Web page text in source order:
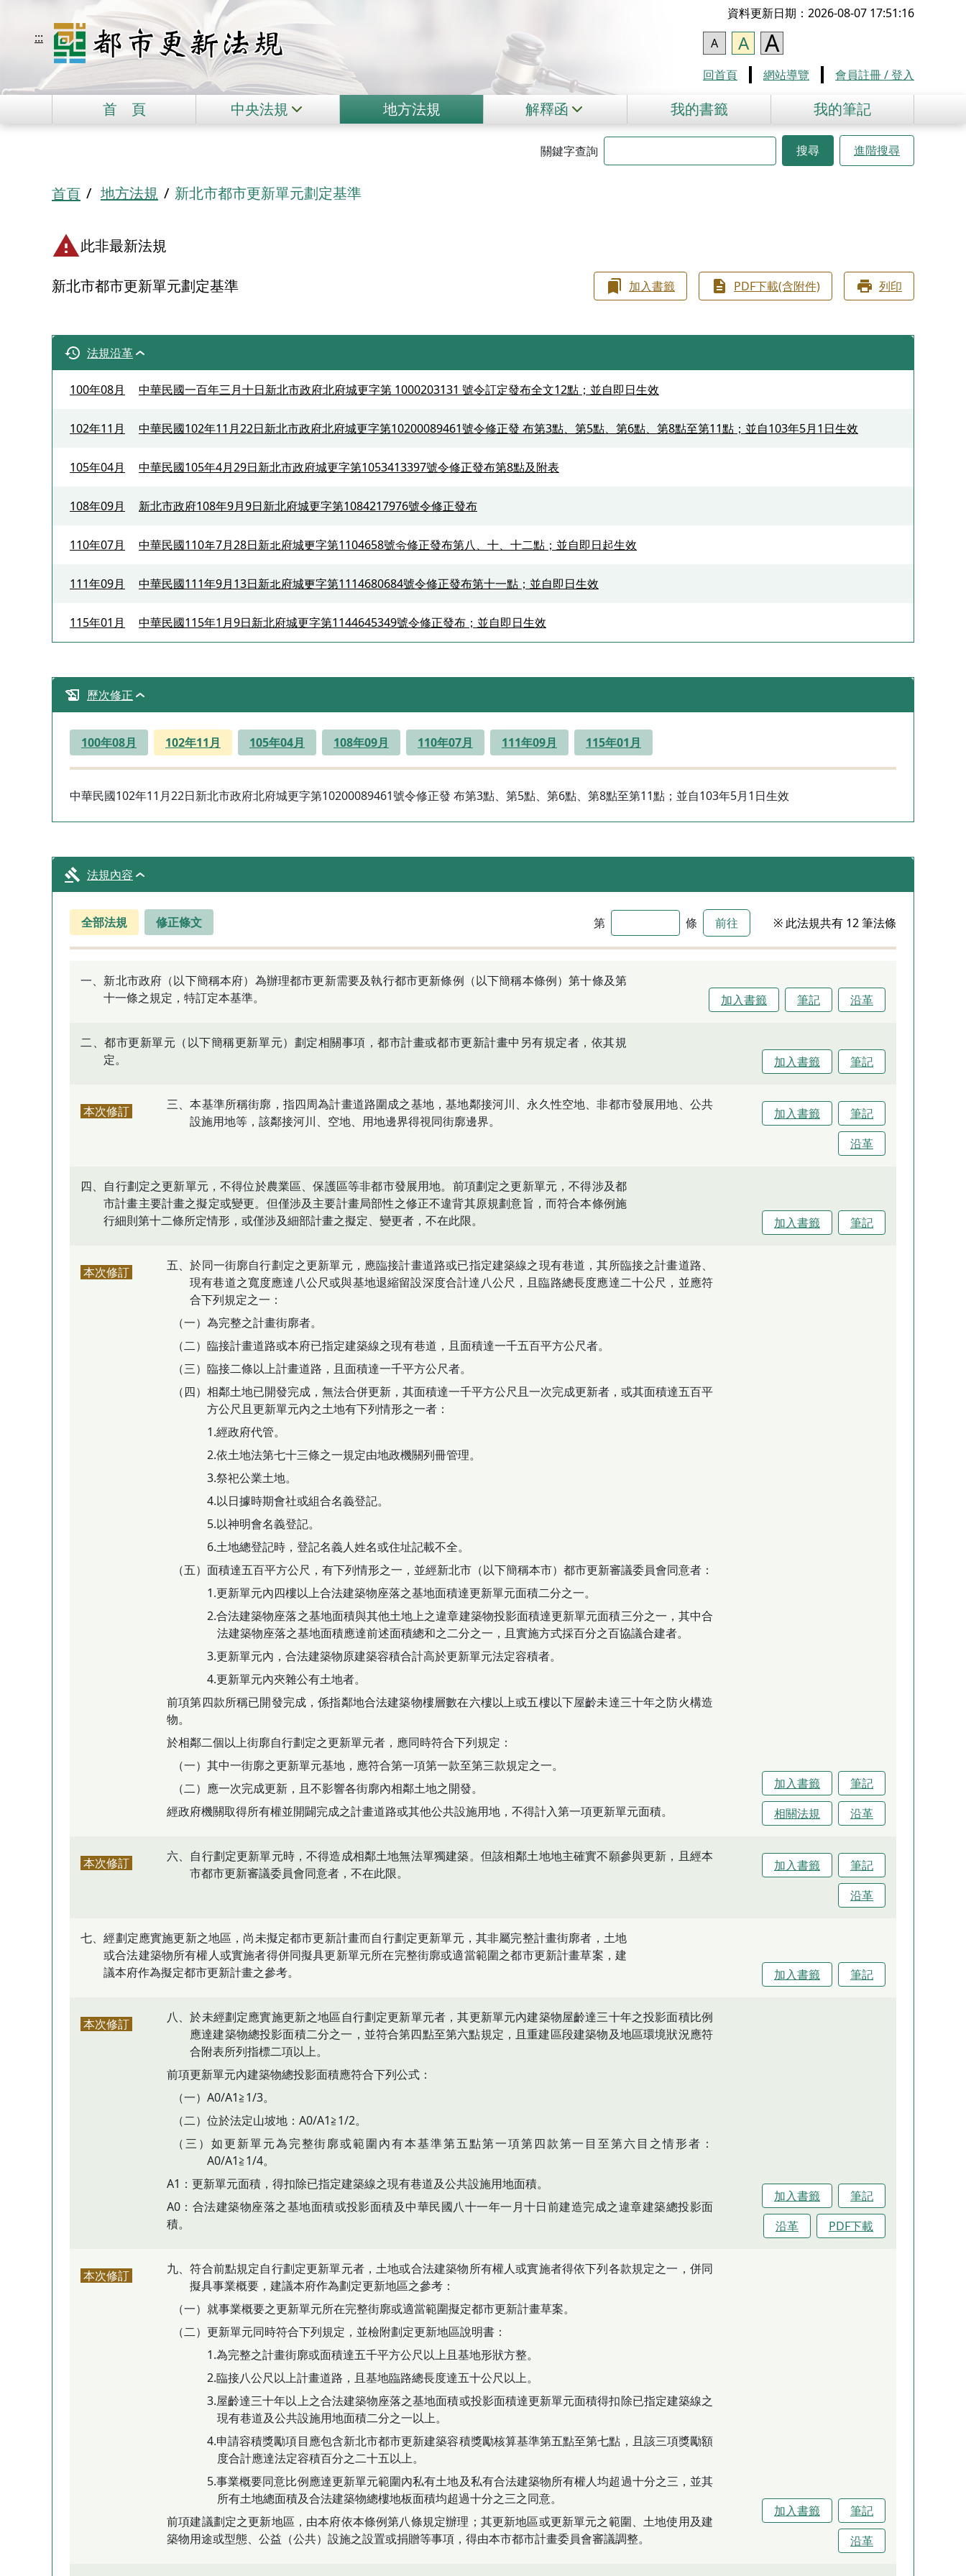
:::
都市更新法規
資料更新日期：2026-08-07 17:51:16
A
A A
回首頁 網站導覽 會員註冊 / 登入
首 頁 中央法規 地方法規 解釋函 我的書籤 我的筆記
關鍵字查詢 搜尋 進階搜尋
首頁 地方法規 新北市都市更新單元劃定基準
此非最新法規
新北市都市更新單元劃定基準 加入書籤 PDF下載(含附件) 列印
法規沿革
100年08月 中華民國一百年三月十日新北市政府北府城更字第 1000203131 號令訂定發布全文12點；並自即日生效
102年11月 中華民國102年11月22日新北市政府北府城更字第10200089461號令修正發 布第3點、第5點、第6點、第8點至第11點；並自103年5月1日生效
105年04月 中華民國105年4月29日新北市政府城更字第1053413397號令修正發布第8點及附表
108年09月 新北市政府108年9月9日新北府城更字第1084217976號令修正發布
110年07月 中華民國110年7月28日新北府城更字第1104658號令修正發布第八、十、十二點；並自即日起生效
111年09月 中華民國111年9月13日新北府城更字第1114680684號令修正發布第十一點；並自即日生效
115年01月 中華民國115年1月9日新北府城更字第1144645349號令修正發布；並自即日生效
歷次修正
100年08月 102年11月 105年04月 108年09月 110年07月 111年09月 115年01月
中華民國102年11月22日新北市政府北府城更字第10200089461號令修正發 布第3點、第5點、第6點、第8點至第11點；並自103年5月1日生效
法規內容
全部法規 修正條文 第 條 前往 ※ 此法規共有 12 筆法條
一、新北市政府（以下簡稱本府）為辦理都市更新需要及執行都市更新條例（以下簡稱本條例）第十條及第
十一條之規定，特訂定本基準。
加入書籤 筆記 沿革
二、都市更新單元（以下簡稱更新單元）劃定相關事項，都市計畫或都市更新計畫中另有規定者，依其規
定。
加入書籤 筆記
本次修訂
三、本基準所稱街廓，指四周為計畫道路圍成之基地，基地鄰接河川、永久性空地、非都市發展用地、公共
設施用地等，該鄰接河川、空地、用地邊界得視同街廓邊界。
加入書籤
筆記
沿革
四、自行劃定之更新單元，不得位於農業區、保護區等非都市發展用地。前項劃定之更新單元，不得涉及都
市計畫主要計畫之擬定或變更。但僅涉及主要計畫局部性之修正不違背其原規劃意旨，而符合本條例施
行細則第十二條所定情形，或僅涉及細部計畫之擬定、變更者，不在此限。
加入書籤 筆記
本次修訂
五、於同一街廓自行劃定之更新單元，應臨接計畫道路或已指定建築線之現有巷道，其所臨接之計畫道路、
現有巷道之寬度應達八公尺或與基地退縮留設深度合計達八公尺，且臨路總長度應達二十公尺，並應符
合下列規定之一：
（一）為完整之計畫街廓者。
（二）臨接計畫道路或本府已指定建築線之現有巷道，且面積達一千五百平方公尺者。
（三）臨接二條以上計畫道路，且面積達一千平方公尺者。
（四）相鄰土地已開發完成，無法合併更新，其面積達一千平方公尺且一次完成更新者，或其面積達五百平
方公尺且更新單元內之土地有下列情形之一者：
1.經政府代管。
2.依土地法第七十三條之一規定由地政機關列冊管理。
3.祭祀公業土地。
4.以日據時期會社或組合名義登記。
5.以神明會名義登記。
6.土地總登記時，登記名義人姓名或住址記載不全。
（五）面積達五百平方公尺，有下列情形之一，並經新北市（以下簡稱本市）都市更新審議委員會同意者：
1.更新單元內四樓以上合法建築物座落之基地面積達更新單元面積二分之一。
2.合法建築物座落之基地面積與其他土地上之違章建築物投影面積達更新單元面積三分之一，其中合
法建築物座落之基地面積應達前述面積總和之二分之一，且實施方式採百分之百協議合建者。
3.更新單元內，合法建築物原建築容積合計高於更新單元法定容積者。
4.更新單元內夾雜公有土地者。
前項第四款所稱已開發完成，係指鄰地合法建築物樓層數在六樓以上或五樓以下屋齡未達三十年之防火構造
物。
於相鄰二個以上街廓自行劃定之更新單元者，應同時符合下列規定：
（一）其中一街廓之更新單元基地，應符合第一項第一款至第三款規定之一。
（二）應一次完成更新，且不影響各街廓內相鄰土地之開發。
經政府機關取得所有權並開闢完成之計畫道路或其他公共設施用地，不得計入第一項更新單元面積。
加入書籤
筆記
相關法規
沿革
本次修訂
六、自行劃定更新單元時，不得造成相鄰土地無法單獨建築。但該相鄰土地地主確實不願參與更新，且經本
市都市更新審議委員會同意者，不在此限。
加入書籤
筆記
沿革
七、經劃定應實施更新之地區，尚未擬定都市更新計畫而自行劃定更新單元，其非屬完整計畫街廓者，土地
或合法建築物所有權人或實施者得併同擬具更新單元所在完整街廓或適當範圍之都市更新計畫草案，建
議本府作為擬定都市更新計畫之參考。
加入書籤 筆記
本次修訂
八、於未經劃定應實施更新之地區自行劃定更新單元者，其更新單元內建築物屋齡達三十年之投影面積比例
應達建築物總投影面積二分之一，並符合第四點至第六點規定，且重建區段建築物及地區環境狀況應符
合附表所列指標二項以上。
前項更新單元內建築物總投影面積應符合下列公式：
（一）A0/A1≧1/3。
（二）位於法定山坡地：A0/A1≧1/2。
（三）如更新單元為完整街廓或範圍內有本基準第五點第一項第四款第一目至第六目之情形者：
A0/A1≧1/4。
A1：更新單元面積，得扣除已指定建築線之現有巷道及公共設施用地面積。
A0：合法建築物座落之基地面積或投影面積及中華民國八十一年一月十日前建造完成之違章建築總投影面
積。
加入書籤
筆記
沿革
PDF下載
本次修訂
九、符合前點規定自行劃定更新單元者，土地或合法建築物所有權人或實施者得依下列各款規定之一，併同
擬具事業概要，建議本府作為劃定更新地區之參考：
（一）就事業概要之更新單元所在完整街廓或適當範圍擬定都市更新計畫草案。
（二）更新單元同時符合下列規定，並檢附劃定更新地區說明書：
1.為完整之計畫街廓或面積達五千平方公尺以上且基地形狀方整。
2.臨接八公尺以上計畫道路，且基地臨路總長度達五十公尺以上。
3.屋齡達三十年以上之合法建築物座落之基地面積或投影面積達更新單元面積得扣除已指定建築線之
現有巷道及公共設施用地面積二分之一以上。
4.申請容積獎勵項目應包含新北市都市更新建築容積獎勵核算基準第五點至第七點，且該三項獎勵額
度合計應達法定容積百分之二十五以上。
5.事業概要同意比例應達更新單元範圍內私有土地及私有合法建築物所有權人均超過十分之三，並其
所有土地總面積及合法建築物總樓地板面積均超過十分之三之同意。
前項建議劃定之更新地區，由本府依本條例第八條規定辦理；其更新地區或更新單元之範圍、土地使用及建
築物用途或型態、公益（公共）設施之設置或捐贈等事項，得由本市都市計畫委員會審議調整。
加入書籤
筆記
沿革